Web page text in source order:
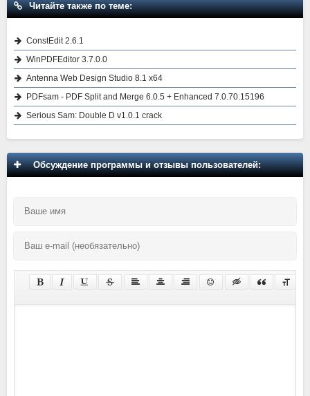
Читайте также по теме:
ConstEdit 2.6.1
WinPDFEditor 3.7.0.0
Antenna Web Design Studio 8.1 x64
PDFsam - PDF Split and Merge 6.0.5 + Enhanced 7.0.70.15196
Serious Sam: Double D v1.0.1 crack
Обсуждение программы и отзывы пользователей: